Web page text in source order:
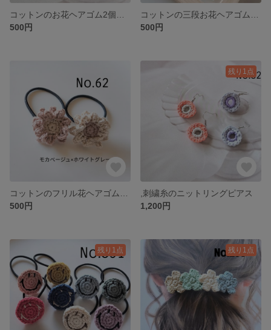
500円
500円
500円
残り1点
,刺繍糸のニットリングピアス
1,200円
残り1点 残り1点